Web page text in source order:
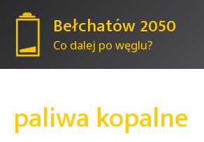
Bełchatów 2050
Co dalej po węglu?
paliwa kopalne